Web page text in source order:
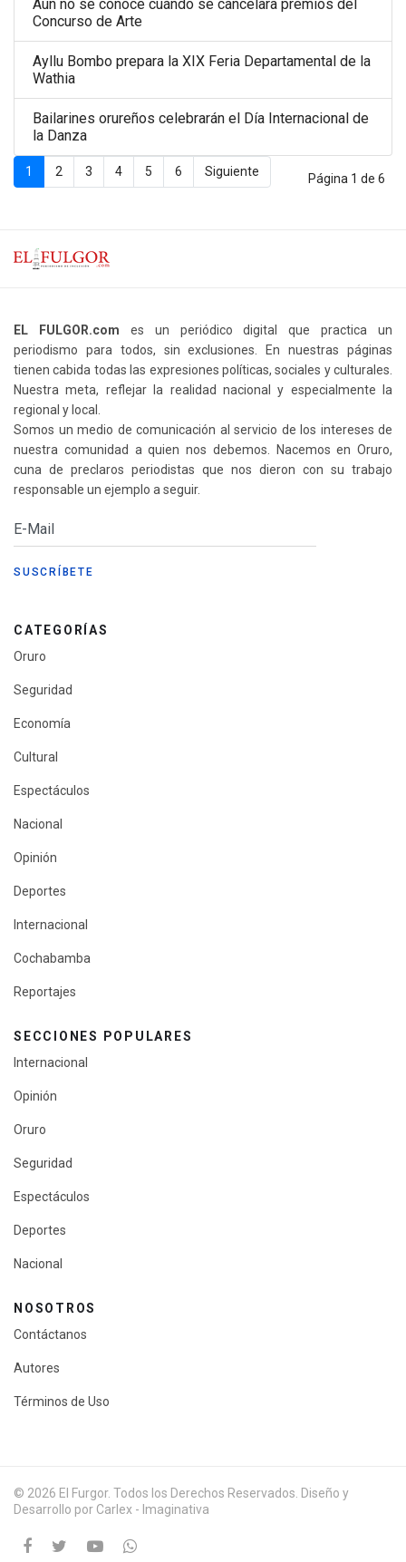
Aún no se conoce cuándo se cancelara premios del
Concurso de Arte
Ayllu Bombo prepara la XIX Feria Departamental de la
Wathia
Bailarines orureños celebrarán el Día Internacional de
la Danza
Página 1 de 6
1 2 3 4 5 6 Siguiente
EL FULGOR.com es un periódico digital que practica un
periodismo para todos, sin exclusiones. En nuestras páginas
tienen cabida todas las expresiones políticas, sociales y culturales.
Nuestra meta, reflejar la realidad nacional y especialmente la
regional y local.
Somos un medio de comunicación al servicio de los intereses de
nuestra comunidad a quien nos debemos. Nacemos en Oruro,
cuna de preclaros periodistas que nos dieron con su trabajo
responsable un ejemplo a seguir.
CATEGORÍAS
Oruro
Seguridad
Economía
Cultural
Espectáculos
Nacional
Opinión
Deportes
Internacional
Cochabamba
Reportajes
SECCIONES POPULARES
Internacional
Opinión
Oruro
Seguridad
Espectáculos
Deportes
Nacional
NOSOTROS
Contáctanos
Autores
Términos de Uso
© 2026 El Furgor. Todos los Derechos Reservados. Diseño y
Desarrollo por Carlex - Imaginativa